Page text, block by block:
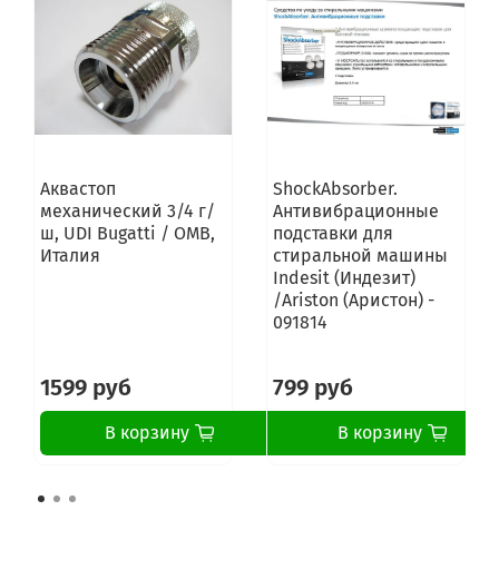
INDESIT WIA 111 (UK)
INDESIT WISA 61 (CSI)
INDESIT WISA 81 (CSI)
INDESIT WISA 101 (CSI)
INDESIT WIA 500 (EU)
INDESIT WIA 602 (EU)
INDESIT WIA 62 (CSI)
INDESIT WIA 82 (CSI)
Аквастоп
механический 3/4 г/
ш, UDI Bugatti / OMB,
Италия
1599 руб
В корзину
ShockAbsorber.
Антивибрационные
подставки для
стиральной машины
Indesit (Индезит)
/Ariston (Аристон) -
091814
799 руб
В корзину